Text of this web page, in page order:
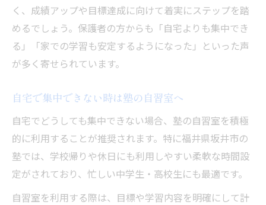
く、成績アップや目標達成に向けて着実にステップを踏
めるでしょう。保護者の方からも「自宅よりも集中でき
る」「家での学習も安定するようになった」といった声
が多く寄せられています。
自宅で集中できない時は塾の自習室へ
自宅でどうしても集中できない場合、塾の自習室を積極
的に利用することが推奨されます。特に福井県坂井市の
塾では、学校帰りや休日にも利用しやすい柔軟な時間設
定がされており、忙しい中学生・高校生にも最適です。
自習室を利用する際は、目標や学習内容を明確にして計